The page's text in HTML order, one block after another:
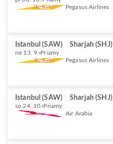
Pegasus Airlines
Istanbul (SAW) Sharjah (SHJ)
ne 13. 9. Priamy
Pegasus Airlines
Istanbul (SAW) Sharjah (SHJ)
so 24. 10. Priamy
Air Arabia